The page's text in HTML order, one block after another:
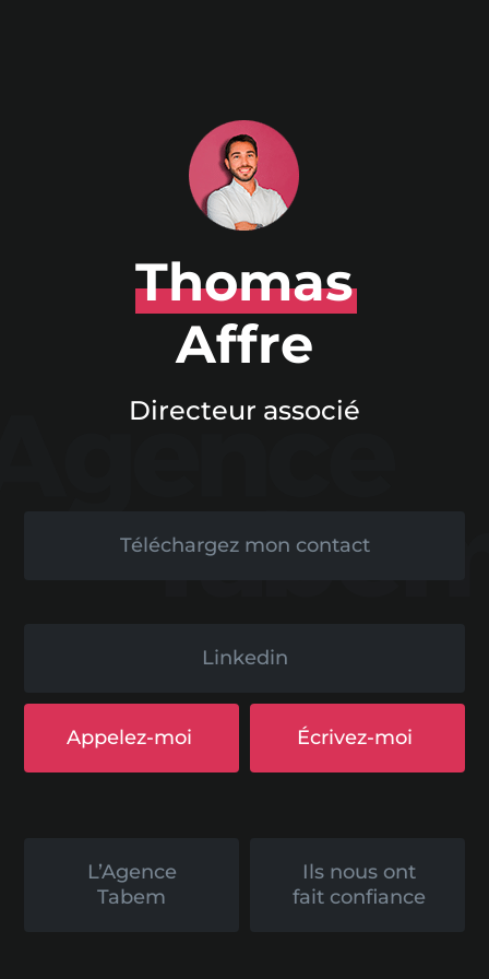
Thomas
Affre
Directeur associé
Téléchargez mon contact
Linkedin
Appelez-moi Écrivez-moi
L’Agence
Tabem
Ils nous ont
fait confiance